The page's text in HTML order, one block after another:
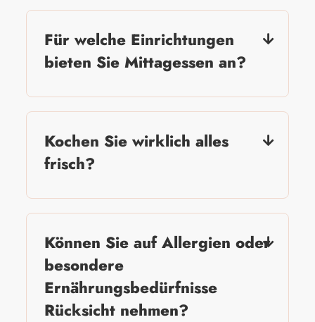
Für welche Einrichtungen
bieten Sie Mittagessen an?
Kochen Sie wirklich alles
frisch?
Können Sie auf Allergien oder
besondere
Ernährungsbedürfnisse
Rücksicht nehmen?